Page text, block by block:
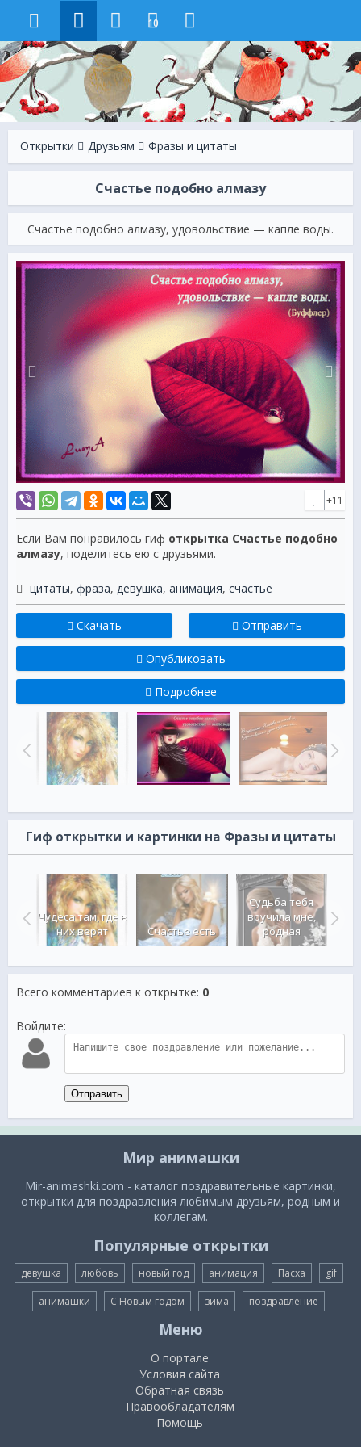
10
Открытки Друзьям Фразы и цитаты
Счастье подобно алмазу
Счастье подобно алмазу, удовольствие — капле воды.
+11
Если Вам понравилось гиф открытка Счастье подобно
алмазу, поделитесь ею с друзьями.
цитаты, фраза, девушка, анимация, счастье
Скачать Отправить
Опубликовать
Подробнее
Гиф открытки и картинки на Фразы и цитаты
Чудеса там, где в
них верят
Счастье есть
Судьба тебя
вручила мне,
родная
Всего комментариев к открытке: 0
Войдите:
Отправить
Мир анимашки
Mir-animashki.com - каталог поздравительные картинки,
открытки для поздравления любимым друзьям, родным и
коллегам.
Популярные открытки
девушка любовь новый год анимация Пасха gif
анимашки С Новым годом зима поздравление
Меню
О портале
Условия сайта
Обратная связь
Правообладателям
Помощь